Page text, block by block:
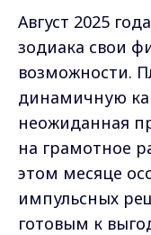
Август 2025
зодиака свои
возможности.
динамичную
неожиданная
на грамотное
этом месяце
импульсных
готовым к